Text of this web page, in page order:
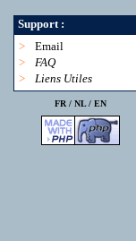
Support :
>
Email
>
FAQ
>
Liens Utiles
FR / NL/ EN